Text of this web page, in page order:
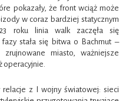
pokazały, że front wciąż może
w coraz bardziej statycznym
roku linia walk zaczęła się
stała się bitwa o Bachmut –
miasto, ważniejsze
operacyjnie.
relacje z I wojny światowej: sieci